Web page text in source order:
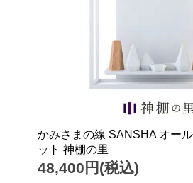
かみさまの線 SANSHA オー
ット 神棚の里
48,400円(税込)